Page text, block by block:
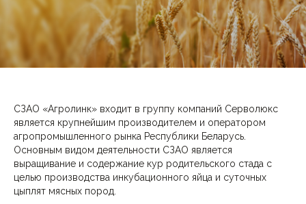
СЗАО «Агролинк» входит в группу компаний Серволюкс
является крупнейшим производителем и оператором
агропромышленного рынка Республики Беларусь.
Основным видом деятельности СЗАО является
выращивание и содержание кур родительского стада с
целью производства инкубационного яйца и суточных
цыплят мясных пород.
Видео о компании на пятилетие Агролинка
Бухгалтерский баланс 1 кв. 2022
ОПУ 1 кв. 2022
Бухгалтерский баланс 2 кв. 2022
Отчет о прибылях и убытках 2 кв
нашей политикой обработки куки (cookies)